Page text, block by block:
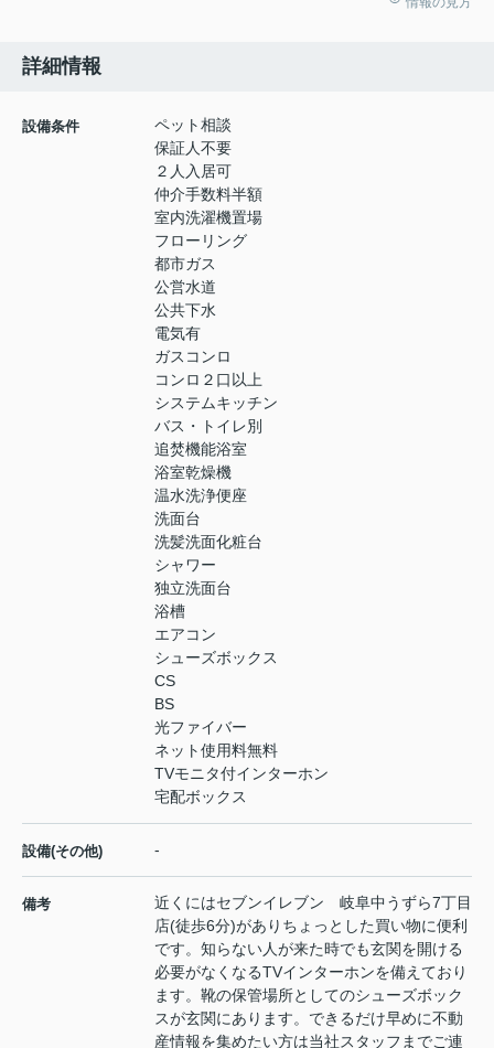
詳細情報
設備条件
ペット相談
保証人不要
２人入居可
仲介手数料半額
室内洗濯機置場
フローリング
都市ガス
公営水道
公共下水
電気有
ガスコンロ
コンロ２口以上
システムキッチン
バス・トイレ別
追焚機能浴室
浴室乾燥機
温水洗浄便座
洗面台
洗髪洗面化粧台
シャワー
独立洗面台
浴槽
エアコン
シューズボックス
CS
BS
光ファイバー
ネット使用料無料
TVモニタ付インターホン
宅配ボックス
設備(その他) -
備考
近くにはセブンイレブン 岐阜中うずら7丁目
店(徒歩6分)がありちょっとした買い物に便利
です。知らない人が来た時でも玄関を開ける
必要がなくなるTVインターホンを備えており
ます。靴の保管場所としてのシューズボック
スが玄関にあります。できるだけ早めに不動
産情報を集めたい方は当社スタッフまでご連